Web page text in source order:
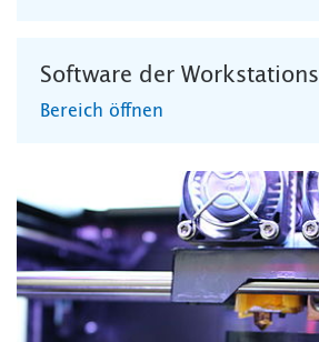
Software der Workstations
Bereich öffnen